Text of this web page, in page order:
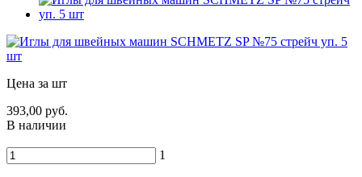
Цена за шт
393,00 руб.
В наличии
1